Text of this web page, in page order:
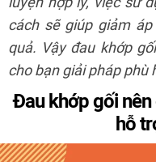
cách sẽ giúp giảm
quả. Vậy đau khớp
cho bạn giải pháp phù
Đau khớp gối nên
hỗ